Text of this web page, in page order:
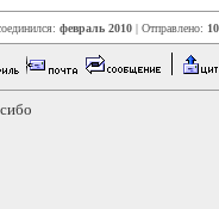
февраль 2010 | Отправлено: